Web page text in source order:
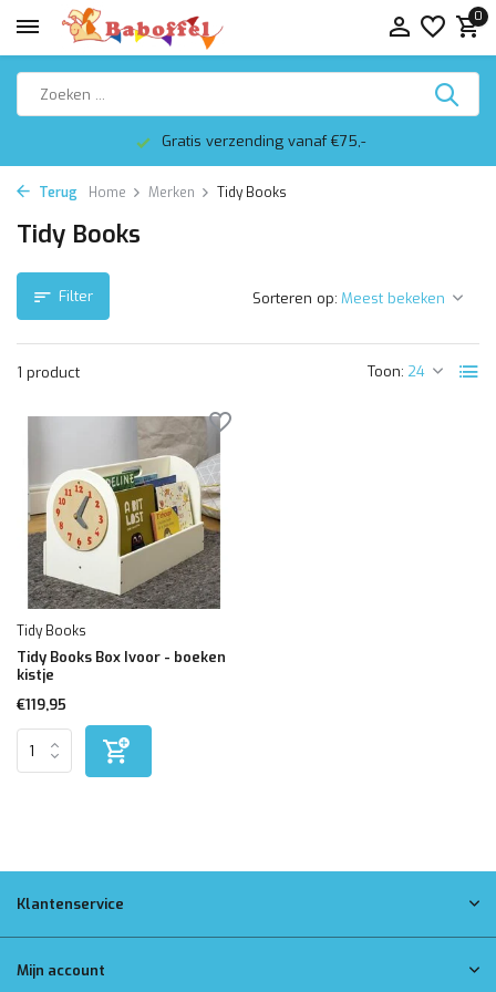
0
Gratis verzending vanaf €75,-
Terug Home Merken Tidy Books
Tidy Books
Filter
1 product Toon:
Sorteren op:
Tidy Books
Tidy Books Box Ivoor - boeken
kistje
€119,95
Klantenservice
Mijn account